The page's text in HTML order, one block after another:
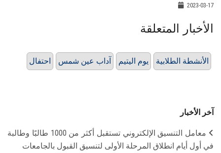
2023-03-17
الأخبار المتعلقة
احتفال آداب عين شمس يوم اليتيم الأنشطة الطلابية
آخر الأخبار
معامل التنسيق الإلكتروني تستقبل أكثر من 1000 طالبًا وطالبة
في أول أيام انطلاق المرحلة الأولى لتنسيق القبول بالجامعات